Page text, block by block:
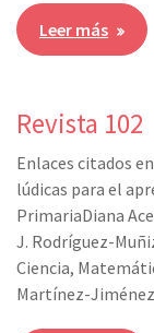
Leer más
Revista 102
Enlaces citados
lúdicas para el
PrimariaDiana
J. Rodríguez-
Ciencia,
Martínez-